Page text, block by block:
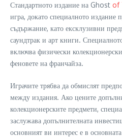
Стандартното издание на Ghost of
игра, докато специалното издание
съдържание, като ексклузивни
саундтрак и арт книги.
включва физически
феновете на франчайза.
Играчите трябва да обмислят
между издания. Ако цените
колекционерските предмети,
заслужава допълнителната
основният ви интерес е в